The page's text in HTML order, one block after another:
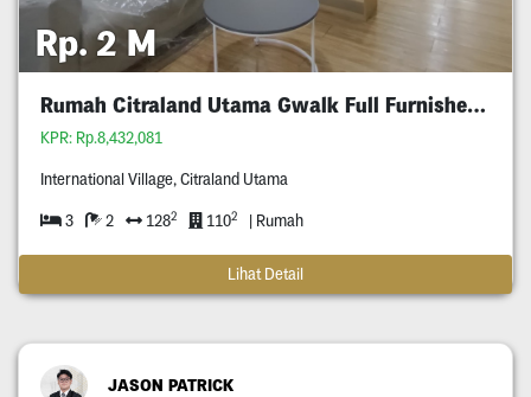
Rp. 2 M
Rumah Citraland Utama Gwalk Full Furnished Murah
KPR: Rp.8,432,081
International Village, Citraland Utama
3 2 1282 1102 | Rumah
Lihat Detail
JASON PATRICK